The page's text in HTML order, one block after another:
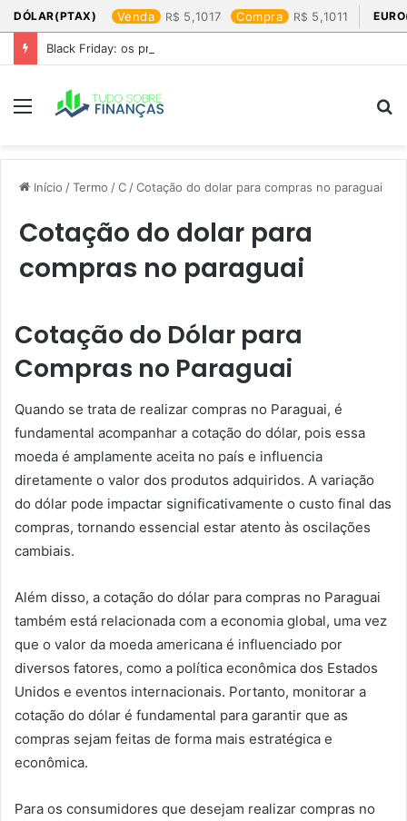
DÓLAR(PTAX) Venda 5,1017 Compra 5,1011
Black Friday: os produtos que mais valem a pena
Menu
Início /Termo /C /Cotação do dolar para compras no paraguai​
Cotação do dolar para
compras no paraguai​
Cotação do Dólar para
Compras no Paraguai
Quando se trata de realizar compras no Paraguai, é
fundamental acompanhar a cotação do dólar, pois essa
moeda é amplamente aceita no país e influencia
diretamente o valor dos produtos adquiridos. A variação
do dólar pode impactar significativamente o custo final das
compras, tornando essencial estar atento às oscilações
cambiais.
Além disso, a cotação do dólar para compras no Paraguai
também está relacionada com a economia global, uma vez
que o valor da moeda americana é influenciado por
diversos fatores, como a política econômica dos Estados
Unidos e eventos internacionais. Portanto, monitorar a
cotação do dólar é fundamental para garantir que as
compras sejam feitas de forma mais estratégica e
econômica.
Para os consumidores que desejam realizar compras no